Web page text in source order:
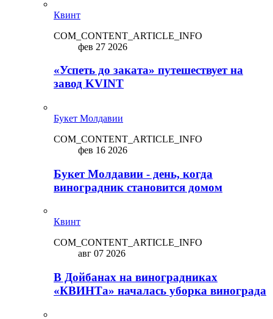
Квинт
COM_CONTENT_ARTICLE_INFO
фев 27 2026
«Успеть до заката» путешествует на
завод KVINT
Букет Молдавии
COM_CONTENT_ARTICLE_INFO
фев 16 2026
Букет Молдавии - день, когда
виноградник становится домом
Квинт
COM_CONTENT_ARTICLE_INFO
авг 07 2026
В Дойбанах на виноградниках
«КВИНТа» началась уборка винограда